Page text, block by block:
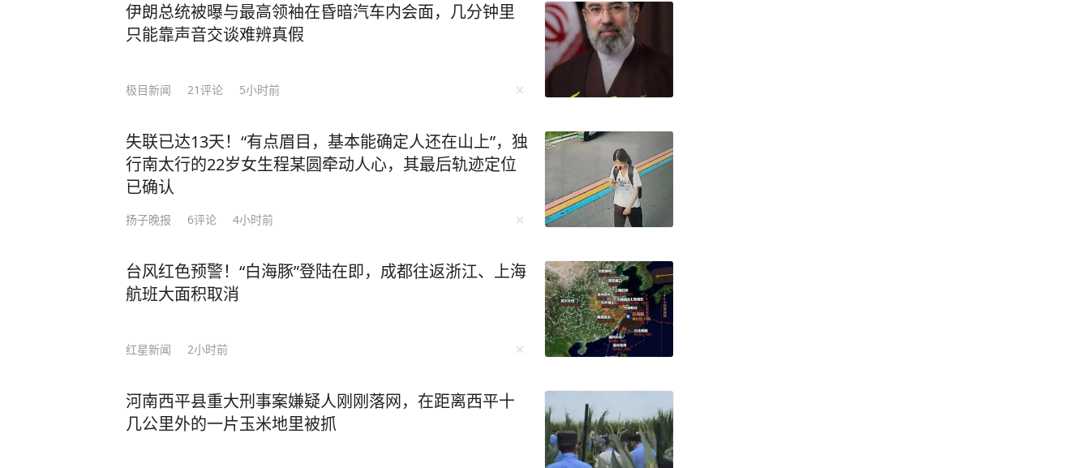
伊朗总统被曝与最高领袖在昏暗汽车内会面，几分钟里
只能靠声音交谈难辨真假
极目新闻 21评论 5小时前
失联已达13天！“有点眉目，基本能确定人还在山上”，独
行南太行的22岁女生程某圆牵动人心，其最后轨迹定位
已确认
扬子晚报 6评论 4小时前
台风红色预警！“白海豚”登陆在即，成都往返浙江、上海
航班大面积取消
红星新闻 2小时前
河南西平县重大刑事案嫌疑人刚刚落网，在距离西平十
几公里外的一片玉米地里被抓